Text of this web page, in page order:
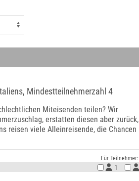
Mindestteilnehmerzahl 4
Miteisenden teilen? Wir
erstatten diesen aber zurück,
reisen viele Alleinreisende, die Chancen
Für Teilnehmer:
1